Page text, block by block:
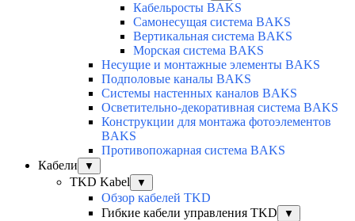
Кабельросты BAKS
Самонесущая система BAKS
Вертикальная система BAKS
Морская система BAKS
Несущие и монтажные элементы BAKS
Подполовые каналы BAKS
Системы настенных каналов BAKS
Осветительно-декоративная система BAKS
Конструкции для монтажа фотоэлементов
BAKS
Противопожарная система BAKS
Кабели
▼
TKD Kabel ▼
Обзор кабелей TKD
Гибкие кабели управления TKD
▼